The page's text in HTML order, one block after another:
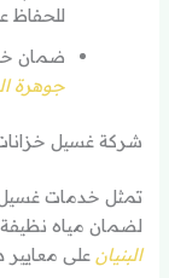
للحفاظ
ضمان
جوهرة
شركة غسيل خزانات
تمثل خدمات غسيل
لضمان مياه
البنيان على معايير